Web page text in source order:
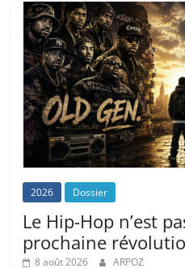
2026 Dossier
Le Hip-Hop n’est
prochaine
8 août 2026 ARPOZ